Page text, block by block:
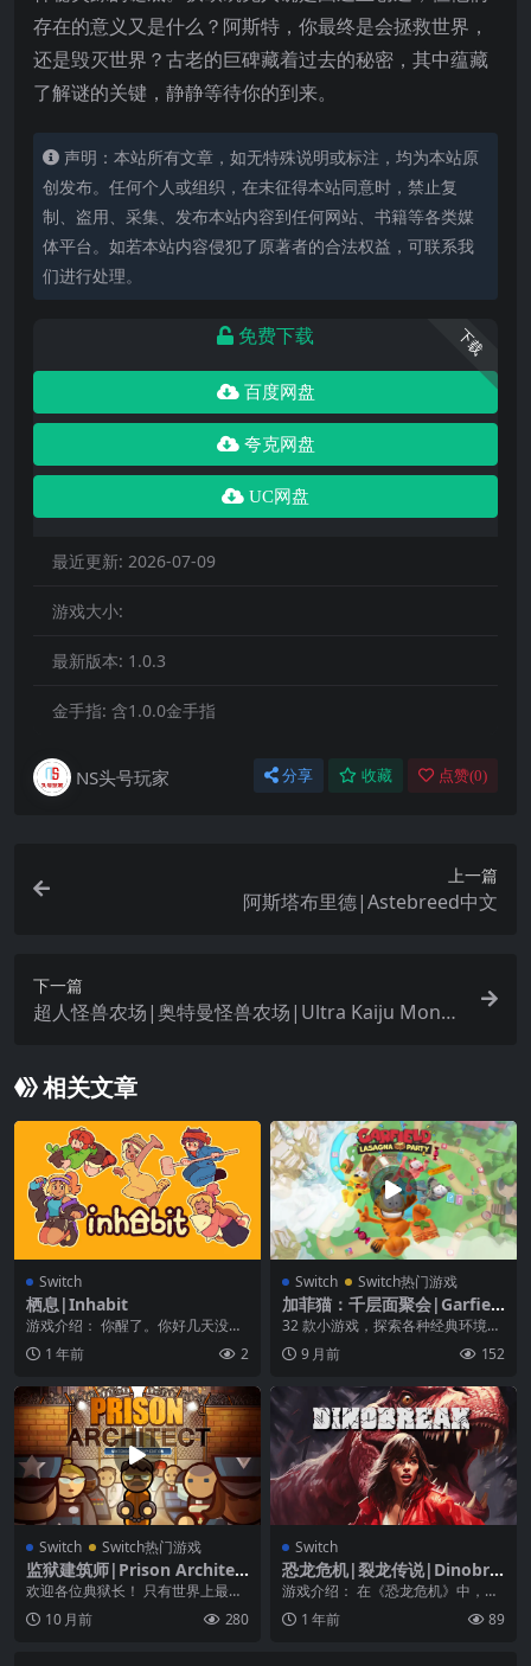
存在的意义又是什么？阿斯特，你最终是会拯救世界，
还是毁灭世界？古老的巨碑藏着过去的秘密，其中蕴藏
了解谜的关键，静静等待你的到来。
声明：本站所有文章，如无特殊说明或标注，均为本站原
创发布。任何个人或组织，在未征得本站同意时，禁止复
制、盗用、采集、发布本站内容到任何网站、书籍等各类媒
体平台。如若本站内容侵犯了原著者的合法权益，可联系我
们进行处理。
下载
免费下载
百度网盘
夸克网盘
UC网盘
最近更新: 2026-07-09
游戏大小:
最新版本: 1.0.3
金手指: 含1.0.0金手指
NS头号玩家 分享 收藏 点赞(0)
上一篇
阿斯塔布里德|Astebreed中文
下一篇
超人怪兽农场|奥特曼怪兽农场|Ultra Kaiju Monst
相关文章
Switch
栖息|Inhabit
游戏介绍： 你醒了。你好几天没离
开过你的房间，你的地方一团糟。
一个多星期以来，您...
1 年前 2
Switch Switch热门游戏
加菲猫：千层面聚会|Garfiel
d: Lasagna Party中文
32 款小游戏，探索各种经典环境，
像是加菲猫的家、披萨店、丽莎的
兽医诊所等等……...
9 月前 152
Switch Switch热门游戏
监狱建筑师|Prison Architec
t中文
欢迎各位典狱长！ 只有世界上最残
酷无情的典狱长能镇住世界上最惨
无人道的囚犯。在《...
10 月前 280
Switch
恐龙危机|裂龙传说|Dinobre
ak
游戏介绍： 在《恐龙危机》中，过
去的危机再次降临，恐龙在 1999
年一个致命的...
1 年前 89